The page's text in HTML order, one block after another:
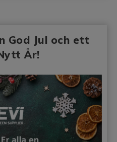
God Jul och ett
År!